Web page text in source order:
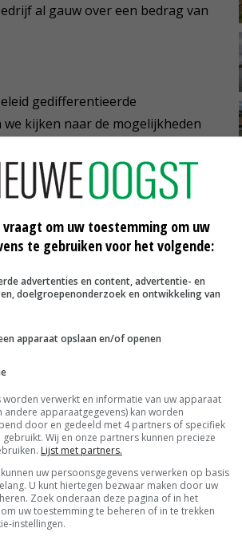
al gauw over een bedrag van
gedifferentieerde
kijken naar de mogelijkheden
ze minder CO2 uitstoten.
een verlaging van de kostprijs
noodzakelijk. Hoe ver is
ons grondbeleid aanpassen.
dat we zorgvuldig met ons
impact van het instellen van
uit het initiatiefvoorstel voor
D66, GrienLinks en Partij voor
'Mei beide fuotten op 'e
vraagt om uw toestemming om uw
te gebruiken voor het volgende:
advertenties en content, advertentie- en
doelgroepenonderzoek en ontwikkeling van
apparaat opslaan en/of openen
worden verwerkt en informatie van uw apparaat
andere apparaatgegevens) kan worden
door en gedeeld met 4 partners of specifiek
Wij en onze partners kunnen precieze
Lijst met partners.
uw persoonsgegevens verwerken op basis
U kunt hiertegen bezwaar maken door uw
Zoek onderaan deze pagina of in het
uw toestemming te beheren of in te trekken
instellingen.